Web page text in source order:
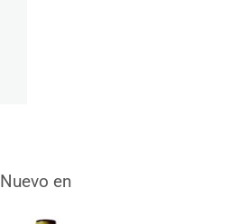
Nuevo en